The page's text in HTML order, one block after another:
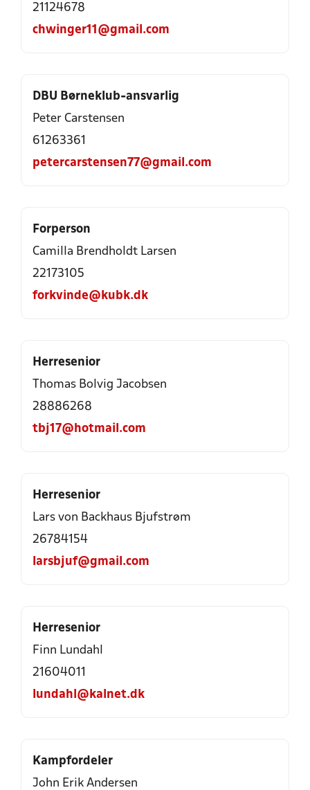
21124678
chwinger11@gmail.com
DBU Børneklub-ansvarlig
Peter Carstensen
61263361
petercarstensen77@gmail.com
Forperson
Camilla Brendholdt Larsen
22173105
forkvinde@kubk.dk
Herresenior
Thomas Bolvig Jacobsen
28886268
tbj17@hotmail.com
Herresenior
Lars von Backhaus Bjufstrøm
26784154
larsbjuf@gmail.com
Herresenior
Finn Lundahl
21604011
lundahl@kalnet.dk
Kampfordeler
John Erik Andersen